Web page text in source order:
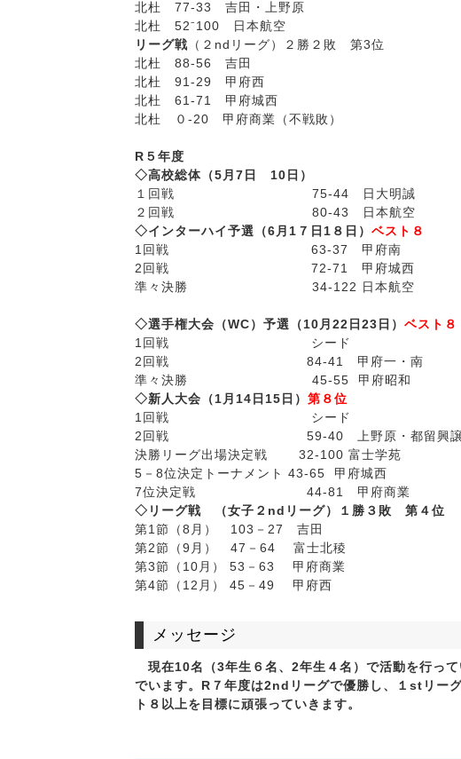
北杜 77-33 吉田・上野原
北杜 52⁻100 日本航空
リーグ戦 （２ndリーグ）２勝２敗 第3位
北杜 88-56 吉田
北杜 91-29 甲府西
北杜 61-71 甲府城西
北杜 ０-20 甲府商業（不戦敗）
R５年度
◇高校総体（5月7日 10日）
１回戦 75-44 日大明誠
２回戦 80-43 日本航空
◇インターハイ予選（6月1７日1８日） ベスト８
1回戦 63-37 甲府南
2回戦 72-71 甲府城西
準々決勝 34-122 日本航空
◇選手権大会（WC）予選（10月22日23日） ベスト８
1回戦 シード
2回戦 84-41 甲府一・南
準々決勝 45-55 甲府昭和
◇新人大会（1月14日15日） 第８位
1回戦 シード
2回戦 59-40 上野原・都留興譲
決勝リーグ出場決定戦 32-100 富士学苑
5－8位決定トーナメント 43-65 甲府城西
7位決定戦 44-81 甲府商業
◇リーグ戦 （女子２ndリーグ）１勝３敗 第４位
第1節（8月） 103－27 吉田
第2節（9月） 47－64 富士北稜
第3節（10月） 53－63 甲府商業
第4節（12月） 45－49 甲府西
メッセージ
現在10名（3年生６名、2年生４名）で活動を行っ
でいます。R７年度は2ndリーグで優勝し、１stリー
ト８以上を目標に頑張っていきます。